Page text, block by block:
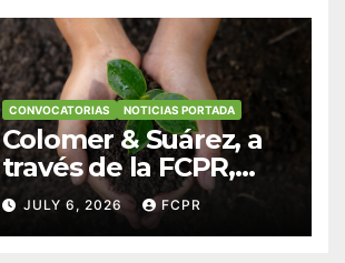
CONVOCATORIAS NOTICIAS PORTADA
Colomer & Suárez, a
través de la FCPR,
abre convocatoria
para apoyar
JULY 6, 2026 FCPR